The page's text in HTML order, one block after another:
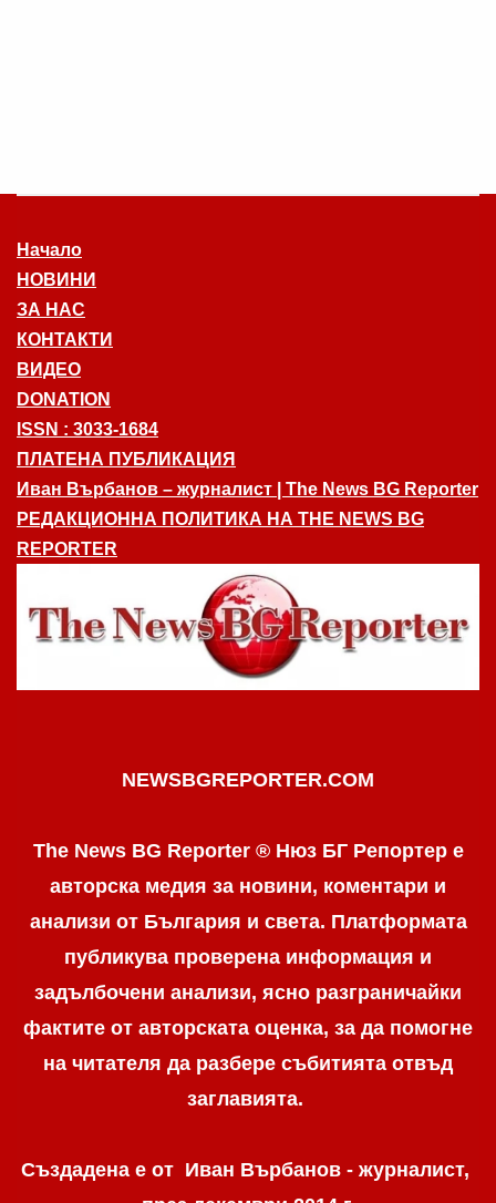
Начало
НОВИНИ
ЗА НАС
КОНТАКТИ
ВИДЕО
DONATION
ISSN : 3033-1684
ПЛАТЕНА ПУБЛИКАЦИЯ
Иван Върбанов – журналист | The News BG Reporter
РЕДАКЦИОННА ПОЛИТИКА НА THE NEWS BG
REPORTER
NEWSBGREPORTER.COM
The News BG Reporter ® Нюз БГ Репортер е
авторска медия за новини, коментари и
анализи от България и света. Платформата
публикува проверена информация и
задълбочени анализи, ясно разграничaйки
фактите от авторската оценка, за да помогне
на читателя да разбере събитията отвъд
заглавията.
Създадена е от Иван Върбанов - журналист,